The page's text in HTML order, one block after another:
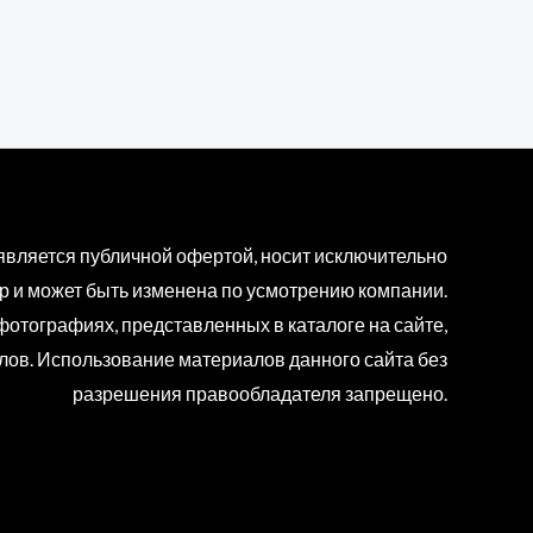
публичной офертой, носит исключительно
может быть изменена по усмотрению компании.
представленных в каталоге на сайте,
Использование материалов данного сайта без
разрешения правообладателя запрещено.